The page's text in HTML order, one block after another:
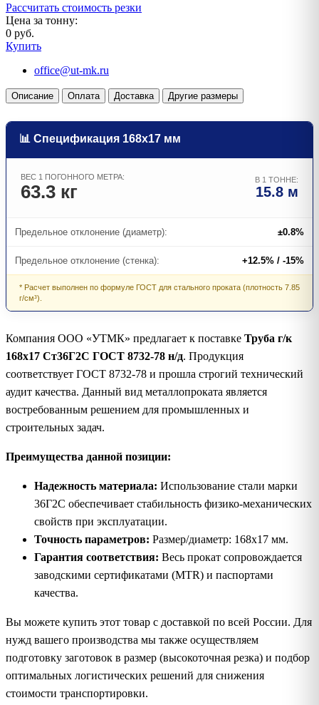
Рассчитать стоимость резки
Цена за тонну:
0 руб.
Купить
office@ut-mk.ru
Описание Оплата Доставка Другие размеры
📊 Спецификация 168х17 мм
ВЕС 1 ПОГОННОГО МЕТРА:
63.3 кг
В 1 ТОННЕ:
15.8 м
Предельное отклонение (диаметр): ±0.8%
Предельное отклонение (стенка): +12.5% / -15%
* Расчет выполнен по формуле ГОСТ для стального проката (плотность 7.85
г/см³).
Компания ООО «УТМК» предлагает к поставке Труба г/к
168х17 Ст36Г2С ГОСТ 8732-78 н/д. Продукция
соответствует ГОСТ 8732-78 и прошла строгий технический
аудит качества. Данный вид металлопроката является
востребованным решением для промышленных и
строительных задач.
Преимущества данной позиции:
Надежность материала: Использование стали марки
36Г2С обеспечивает стабильность физико-механических
свойств при эксплуатации.
Точность параметров: Размер/диаметр: 168х17 мм.
Гарантия соответствия: Весь прокат сопровождается
заводскими сертификатами (MTR) и паспортами
качества.
Вы можете купить этот товар с доставкой по всей России. Для
нужд вашего производства мы также осуществляем
подготовку заготовок в размер (высокоточная резка) и подбор
оптимальных логистических решений для снижения
стоимости транспортировки.